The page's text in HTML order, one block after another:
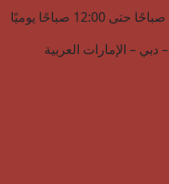
شارع الخوانيج – المزهر – المزهر 1 – دبي – الإمارات العربية